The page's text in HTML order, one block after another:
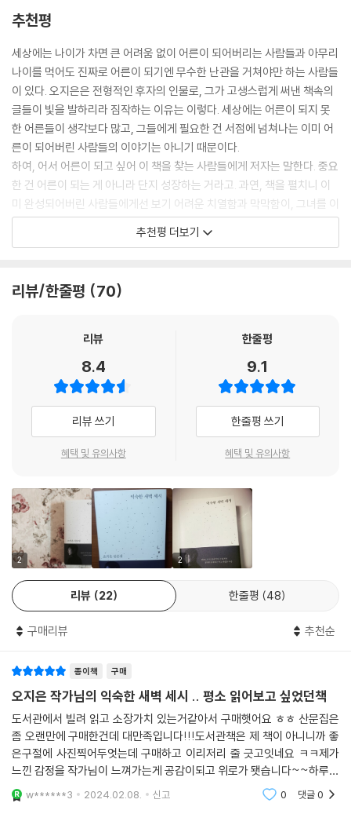
--- p.45
지금 내가 생각하는 우울은 노천 온천의 따뜻한 물에 몸을 담그고 머리 위
로 떨어지는 눈송이가 차갑다 하는 고작 그런 것이 아닌가.
의심이 들기도 한다.
--- p.61
씩씩한 걸음걸이는 이미 사라졌는데
노련한 걸음걸이는 아직 배우지 못했네.
--- p.67
지에 고스란히 담은 것이다.
두번째는 ‘낭독의 발견’이다. 독자와의 만남의 자리에서 저자는 우연히 ‘낭
독의 시간’을 나누었는데, 함께 한 독자들이 몰래 훌쩍이거나 눈시울을 붉
히곤 했다고 한다. 이에 저자는 대림미술관에서 산문집 [익숙한 새벽 세
시] 낭독으로만 이루어진 콘서트를 열기도 했다.
[익숙한 새벽 세시]는 눈으로 읽을 때와 누군가의 목소리를 통해 들었을
때의 경험과 공감의 진폭이 다른 책이다. 독서와 낭독, 이 두 가지 경험을
모두 선사하는 오디오 특별판에 대한 독자들의 요청이 많았고, 이에 저자
가 직접 낭독하고 레코딩하여 ‘낭독 특별판’을 제작하게 되었다. 이 씨디에
는 저자가 선별한 23개의 이야기가 1시간가량의 분량으로 담겨 있다.
올해 1월 교보문고 광화문점 사인회에 이어, 특별판 발간을 기념하여 오는
로 [작은 마음] 앨범을 발매한다. 산문집 [익숙한 새벽 세시] 원고를 탈고
하자마자 마법처럼 곡이 써졌다는 그의 이번 앨범은 자신의 산문집과 닮아
서른다섯 오지은의 어른 적응기
서른다섯의 가수 오지은은 이 책을 이런 말로 시작한다.
가가 죽어가고 있었다. 앨범을 만들 때의 내 마음은 장송곡을 만드는 기분
과 흡사했다. 정확하게 무엇이 나를 떠나고 있는지 알지 못한 채, 노래를 만
들고, 녹음을 하고, 공연을 하면서 나의 세계가 천천히 회색이 되어가는 것
을 바라보았다.”
“음악을 들을 수 없게 되었다. 그다음은 영화, 그다음은 책, 그다음은 사람
을 만날 수 없게 되었다.”
그리고 회색의 세계에서 바라본 “나라는 사람은 형편없었다”라고 말한다.
나이만 어른인 게 아니라, 이제는 정말 어른의 세계를 마음으로 만난 사람
살면서 우리는 예전에 반짝하고 빛나던 것들이 조금씩 빛을 잃어가는 상황
과 마주하게 된다. 흐르는 시간 속에서 하나둘 퇴색하는 것들을 체념하듯
바라본다. 그렇게 당연하게 나이를 받아들인다. 그리고 단순히 나이를 먹
었다는 이유로 원하지 않아도 어른이 되어간다.
아직은 젊고 밝은 빛 속에서 만난 나 자신이 어느 날 ‘형편없다’ 느껴져 좌
절할 때, 세상은 그것을 다음 단계로 가기 위한 성장통이라며 토닥인다. 더
이상 성장할 것도 없는 회색의 세계에서 만난 나 자신이 ‘형편없어 보인
다’면 이는 해답이 없는 막막함이다.
추천평
세상에는 나이가 차면 큰 어려움 없이 어른이 되어버리는 사람들과 아무리
나이를 먹어도 진짜로 어른이 되기엔 무수한 난관을 거쳐야만 하는 사람들
이 있다. 오지은은 전형적인 후자의 인물로, 그가 고생스럽게 써낸 책속의
글들이 빛을 발하리라 짐작하는 이유는 이렇다. 세상에는 어른이 되지 못
한 어른들이 생각보다 많고, 그들에게 필요한 건 서점에 넘쳐나는 이미 어
른이 되어버린 사람들의 이야기는 아니기 때문이다.
하여, 어서 어른이 되고 싶어 이 책을 찾는 사람들에게 저자는 말한다. 중요
한 건 어른이 되는 게 아니라 단지 성장하는 거라고. 과연, 책을 펼치니 이
미 완성되어버린 사람들에게선 보기 어려운 치열함과 막막함이, 그녀를 이
렇게 어른이 아니라서 빛나게 해주고 있지 않은가.
계 사이에 사는구나.’ 그 세계로 가본 사람만 감지하는 섬세한 발성의 문장
들. 옆에 있었다면 지은 씨를 꼭 안아주었을 것이다.
편혜영 (소설가)
추천평 더보기
리뷰/한줄평 70
리뷰
8.4
리뷰 쓰기
혜택 및 유의사항
한줄평
9.1
한줄평 쓰기
혜택 및 유의사항
2 2
리뷰 22 한줄평 48
구매리뷰 추천순
종이책 구매
오지은 작가님의 익숙한 새벽 세시 .. 평소 읽어보고 싶었던책
도서관에서 빌려 읽고 소장가치 있는거같아서 구매햇어요 ㅎㅎ 산문집은
좀 오랜만에 구매한건데 대만족입니다!!!도서관책은 제 책이 아니니까 좋
은구절에 사진찍어두엇는데 구매하고 이리저리 줄 긋고잇네요 ㅋㅋ제가
느낀 감정을 작가님이 느껴가는게 공감이되고 위로가 됏습니다~~하루하
루 조금씩 읽어가는거 좋은거같아요 마음이 편안해져요다들 한 번 읽어보
시길 추천합니당!!!
w******3 2024.02.08. 신고 0 댓글0